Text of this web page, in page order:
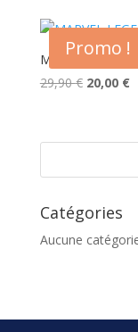
Promo !
MARVEL
29,90€ Le
était :
20,00 €Le
Catégories
Aucune